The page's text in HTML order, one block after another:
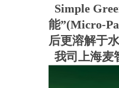
Simple
能”(Micro-
后更溶解于
我司上海麦